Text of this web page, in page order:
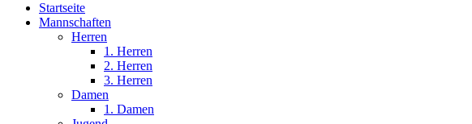
Startseite
Mannschaften
Herren
1. Herren
2. Herren
3. Herren
Damen
1. Damen